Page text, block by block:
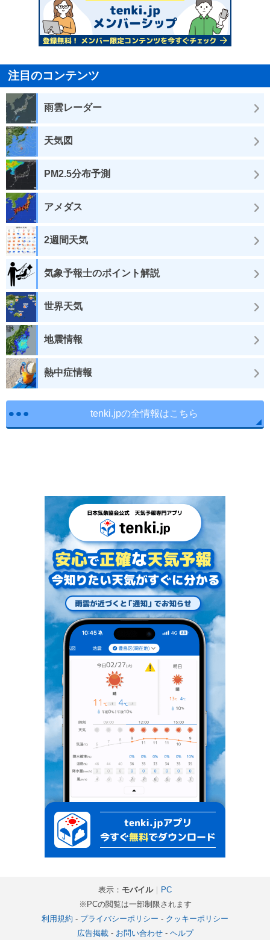
注目のコンテンツ
雨雲レーダー
天気図
PM2.5分布予測
アメダス
2週間天気
気象予報士のポイント解説
世界天気
地震情報
熱中症情報
tenki.jpの全情報はこちら
表示： モバイル｜ PC
※PCの閲覧は一部制限されます
利用規約 - プライバシーポリシー - クッキーポリシー
広告掲載- お問い合わせ- ヘルプ